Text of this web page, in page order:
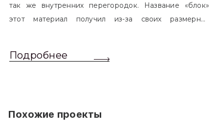
так же внутренних перегородок. Название «блок»
этот материал получил из-за своих размерных
обычный одинарный кирпич. Размер блоков различен
Подробнее
Похожие проекты